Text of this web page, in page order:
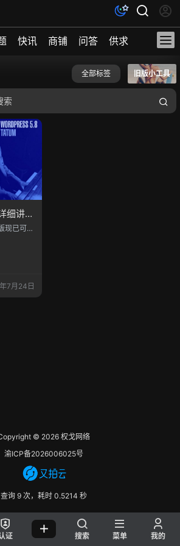
快讯 商铺 问答 供求
全部标签 旧版小工具
细讲
现已可供
无法在
动覆盖
名称：
要求： N
7月24日
© 2026 权戈网络
渝ICP备2026006025号
查询 9 次，耗时 0.5214 秒
证 搜索 菜单 我的